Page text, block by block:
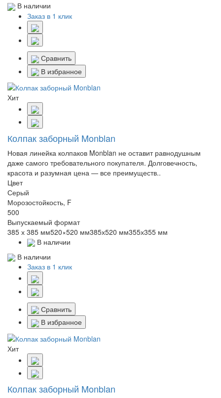
В наличии
Заказ в 1 клик
Сравнить
В избранное
Хит
Колпак заборный Monblan
Новая линейка колпаков Monblan не оставит равнодушным
даже самого требовательного покупателя. Долговечность,
красота и разумная цена — все преимуществ..
Цвет
Серый
Морозостойкость, F
500
Выпускаемый формат
385 х 385 мм520×520 мм385х520 мм355х355 мм
В наличии
В наличии
Заказ в 1 клик
Сравнить
В избранное
Хит
Колпак заборный Monblan